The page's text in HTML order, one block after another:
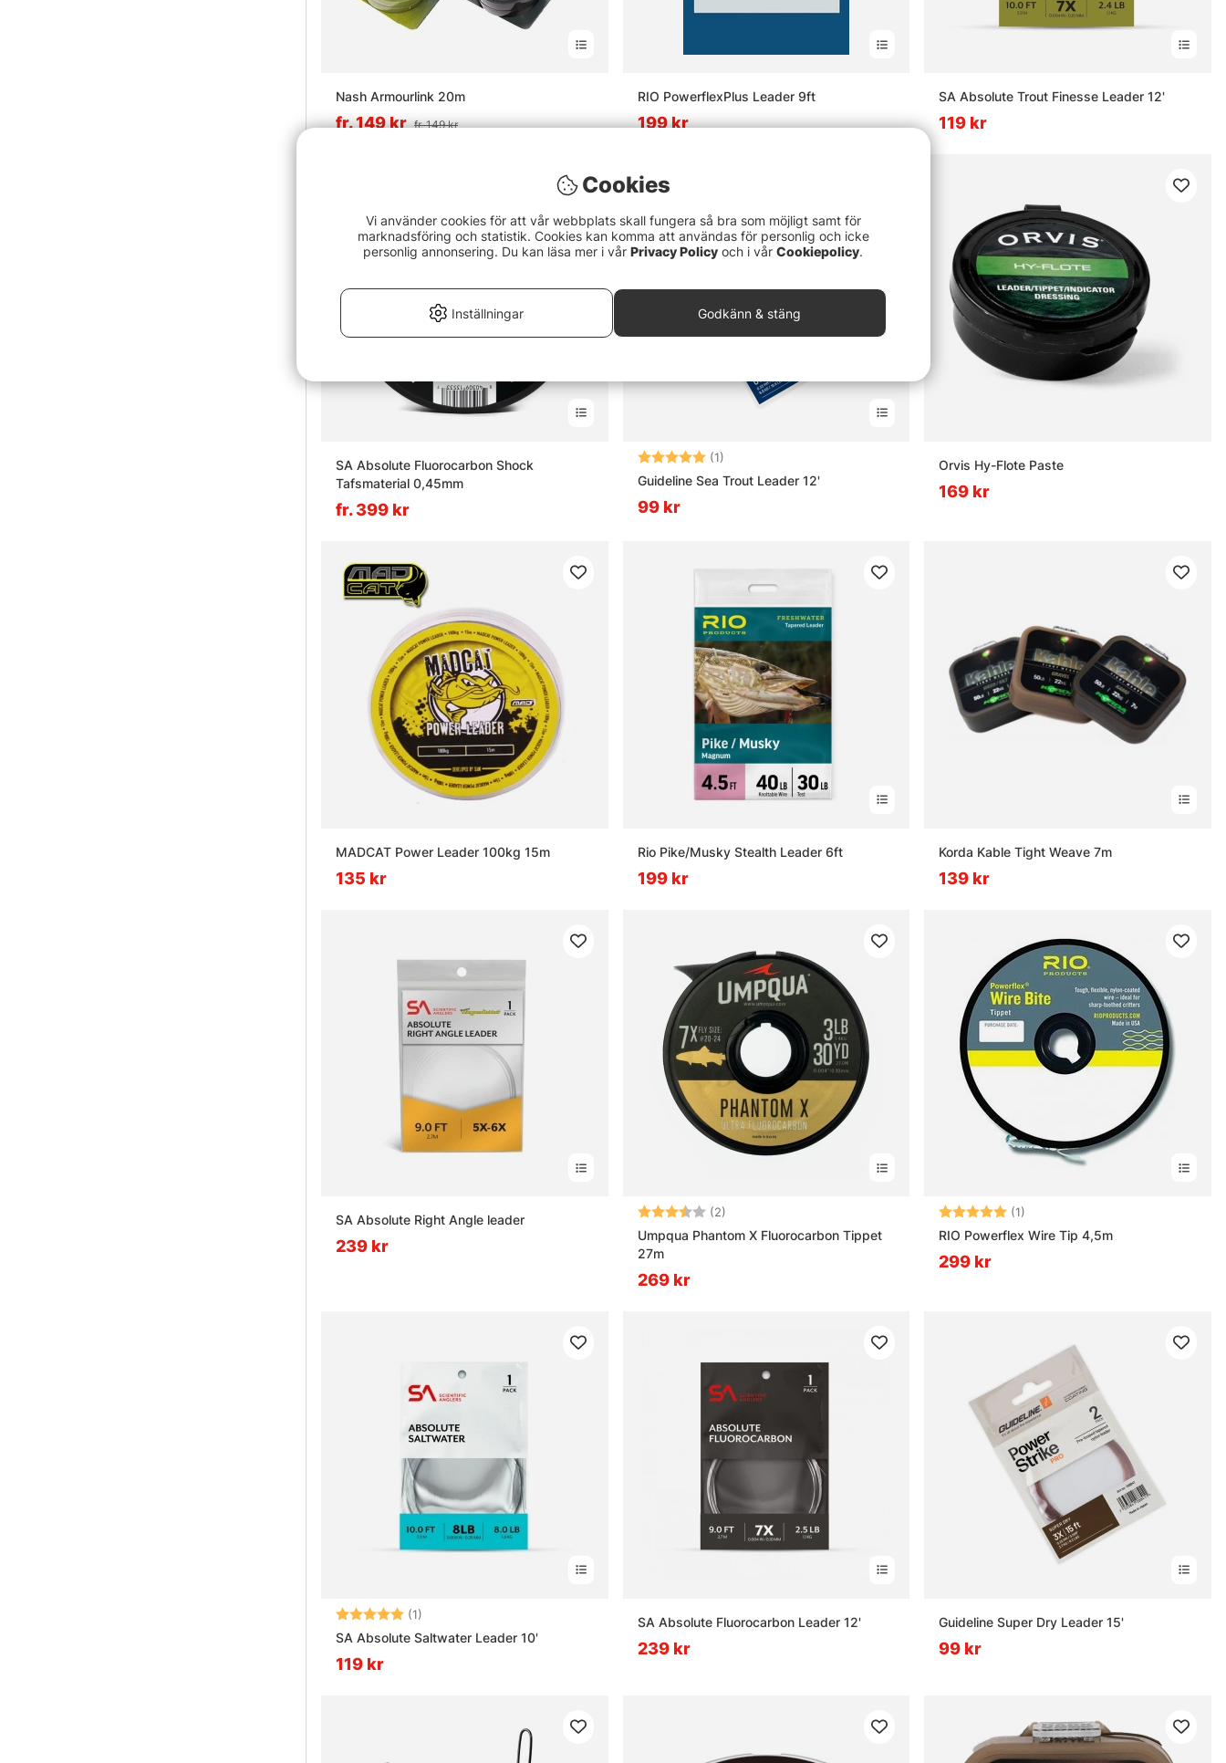
Nash Armourlink 20m
fr. 149 kr fr. 149 kr
RIO PowerflexPlus Leader 9ft
199 kr
SA Absolute Trout Finesse Leader 12'
119 kr
SA Absolute Fluorocarbon Shock
Tafsmaterial 0,45mm
fr. 399 kr
Betyg: (1)
Guideline Sea Trout Leader 12'
99 kr
Orvis Hy-Flote Paste
169 kr
MADCAT Power Leader 100kg 15m
135 kr
Rio Pike/Musky Stealth Leader 6ft
199 kr
Korda Kable Tight Weave 7m
139 kr
SA Absolute Right Angle leader
239 kr
Betyg: (2)
Umpqua Phantom X Fluorocarbon Tippet
27m
269 kr
Betyg: (1)
RIO Powerflex Wire Tip 4,5m
299 kr
Betyg: (1)
SA Absolute Saltwater Leader 10'
119 kr
SA Absolute Fluorocarbon Leader 12'
239 kr
Guideline Super Dry Leader 15'
99 kr
Cookies
Vi använder cookies för att vår webbplats skall fungera så bra som möjligt samt för
marknadsföring och statistik. Cookies kan komma att användas för personlig och icke
personlig annonsering. Du kan läsa mer i vår Privacy Policy och i vår Cookiepolicy.
Inställningar Godkänn & stäng